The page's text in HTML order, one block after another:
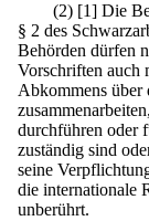
(2) [1] Die
§ 2 des
Behörden dürfen
Vorschriften auch
Abkommens über
durchführen oder
zuständig sind
seine
die internationale
unberührt.